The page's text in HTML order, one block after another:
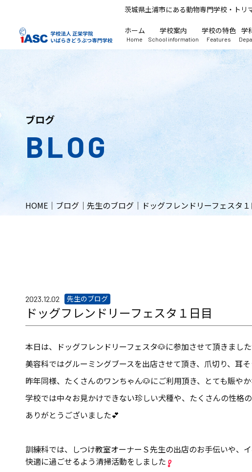
茨城県土浦市にある動物専門学校・トリ
ホーム
Home
学校案内
School information
学校の特色
Features
学
ブログ
BLOG
HOME ｜ ブログ ｜ 先生のブログ ｜ ドッグフレンドリーフェスタ
2023.12.02 先生のブログ
ドッグフレンドリーフェスタ１日目
本日は、ドッグフレンドリーフェスタ🐶に参加させて頂きました
美容科ではグルーミングブースを出店させて頂き、爪切り、耳
昨年同様、たくさんのワンちゃん🐶にご利用頂き、とても賑や
学校では中々お見かけできない珍しい犬種や、たくさんの性格
ありがとうございました💕
訓練科では、しつけ教室オーナーＳ先生の出店のお手伝いや、
快適に過ごせるよう清掃活動をしました